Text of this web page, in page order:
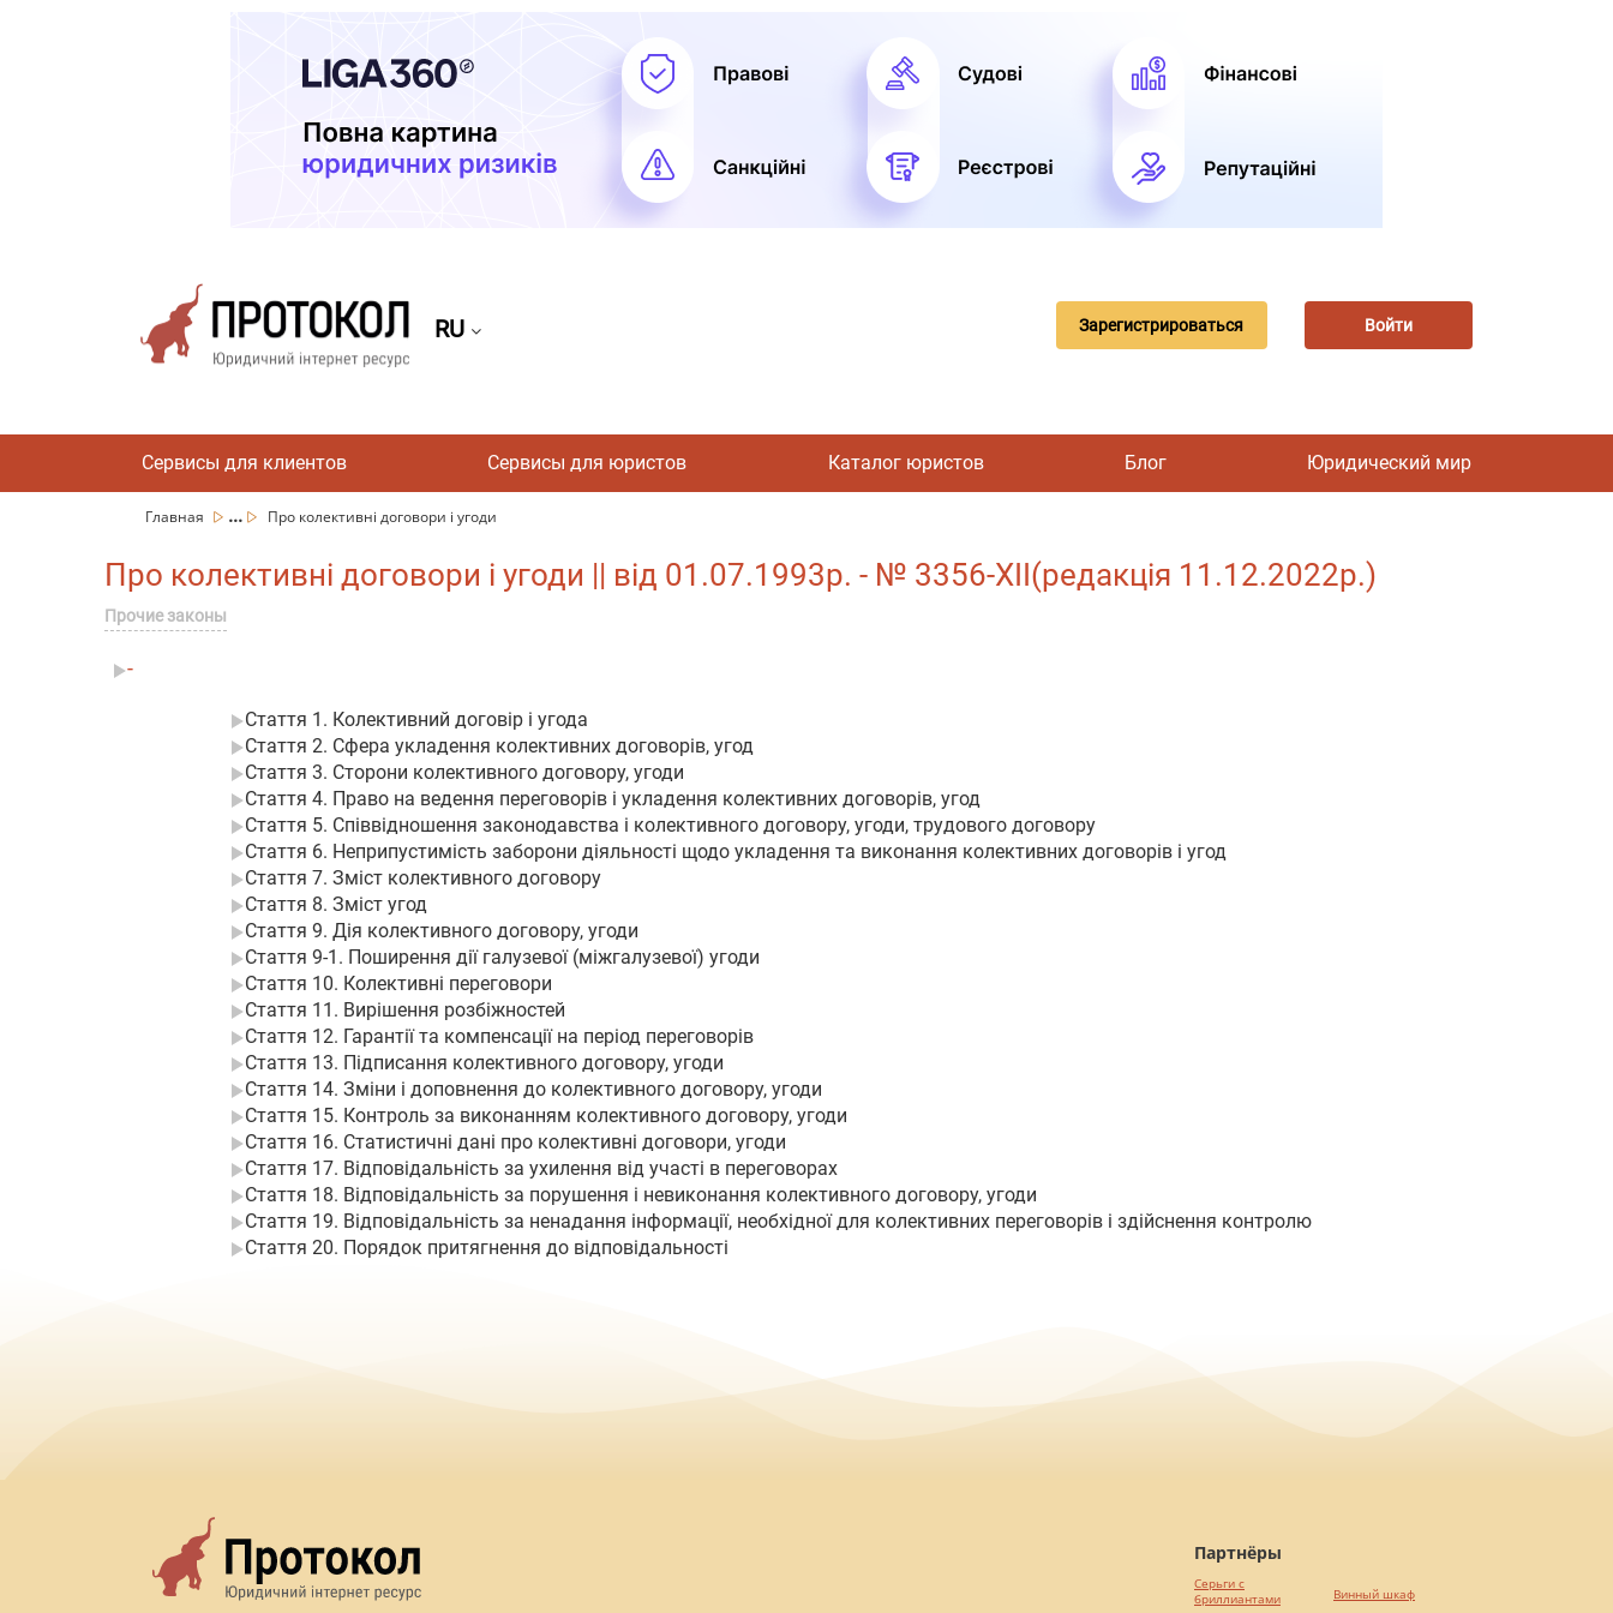
RU Зарегистрироваться Войти
Сервисы для клиентов Сервисы для юристов Каталог юристов Блог Юридический мир
Главная ... Про колективні договори і угоди
Про колективні договори і угоди || від 01.07.1993р. - № 3356-XII(редакція 11.12.2022р.)
Прочие законы
-
Стаття 1. Колективний договір і угода
Стаття 2. Сфера укладення колективних договорів, угод
Стаття 3. Сторони колективного договору, угоди
Стаття 4. Право на ведення переговорів і укладення колективних договорів, угод
Стаття 5. Співвідношення законодавства і колективного договору, угоди, трудового договору
Стаття 6. Неприпустимість заборони діяльності щодо укладення та виконання колективних договорів і угод
Стаття 7. Зміст колективного договору
Стаття 8. Зміст угод
Стаття 9. Дія колективного договору, угоди
Стаття 9-1. Поширення дії галузевої (міжгалузевої) угоди
Стаття 10. Колективні переговори
Стаття 11. Вирішення розбіжностей
Стаття 12. Гарантії та компенсації на період переговорів
Стаття 13. Підписання колективного договору, угоди
Стаття 14. Зміни і доповнення до колективного договору, угоди
Стаття 15. Контроль за виконанням колективного договору, угоди
Стаття 16. Статистичні дані про колективні договори, угоди
Стаття 17. Відповідальність за ухилення від участі в переговорах
Стаття 18. Відповідальність за порушення і невиконання колективного договору, угоди
Стаття 19. Відповідальність за ненадання інформації, необхідної для колективних переговорів і здійснення контролю
Стаття 20. Порядок притягнення до відповідальності
Партнёры
Серьги с
бриллиантами
Винный шкаф